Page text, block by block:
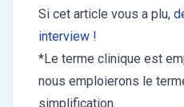
Si cet article vous a plu,
interview !
*Le terme clinique est
nous emploierons le
simplification.